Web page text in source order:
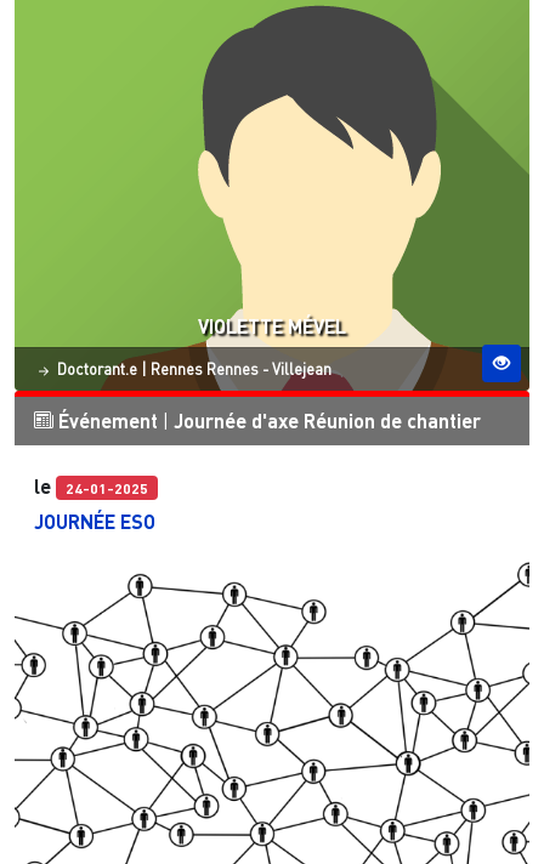
VIOLETTE MÉVEL
Statut
Doctorant.e Site ESO
Rennes Rennes - Villejean
Événement | Journée d'axe Réunion de chantier
le 24-01-2025
JOURNÉE ESO